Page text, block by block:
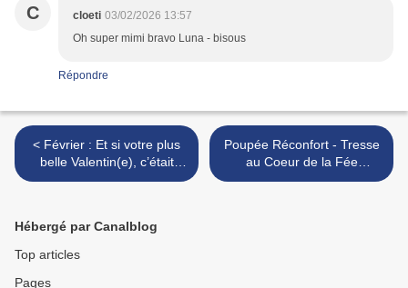
C cloeti 03/02/2026 13:57
Oh super mimi bravo Luna - bisous
Répondre
< Février : Et si votre plus
belle Valentin(e), c’était
vous ? 🧵✨
Poupée Réconfort - Tresse
au Coeur de la Fée
Brodeuse >
Hébergé par Canalblog
Top articles
Pages